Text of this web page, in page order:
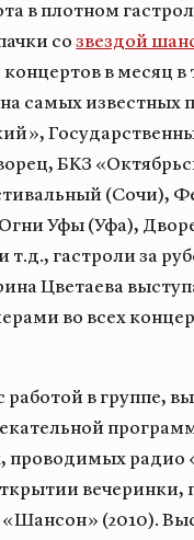
в плотном
созвездой
концертов в месяц в
на самых известных
БКЗ
(Сочи),
Уфы (Уфа),
т.д., гастроли за
Цветаева
во всех
в группе,
проводимых
вечеринки,
(2010).